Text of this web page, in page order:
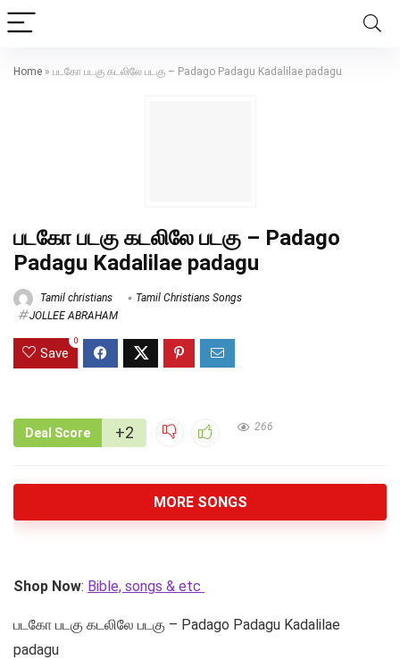
Home » படகோ படகு கடலிலே படகு – Padago Padagu Kadalilae padagu
படகோ படகு கடலிலே படகு – Padago
Padagu Kadalilae padagu
Tamil christians
Tamil Christians Songs
JOLLEE ABRAHAM
Save
0
Deal Score +2 266
MORE SONGS
Shop Now: Bible, songs & etc
படகோ படகு கடலிலே படகு – Padago Padagu Kadalilae
padagu